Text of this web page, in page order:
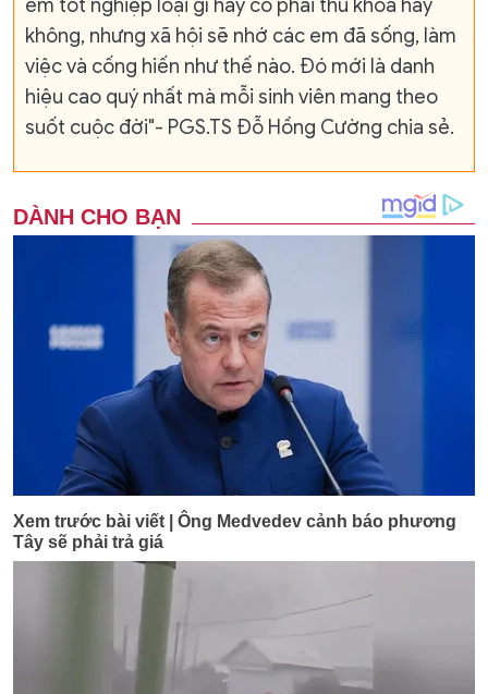
em tốt nghiệp loại gì hay có phải thủ khoa hay
không, nhưng xã hội sẽ nhớ các em đã sống, làm
việc và cống hiến như thế nào. Đó mới là danh
hiệu cao quý nhất mà mỗi sinh viên mang theo
suốt cuộc đời"- PGS.TS Đỗ Hồng Cường chia sẻ.